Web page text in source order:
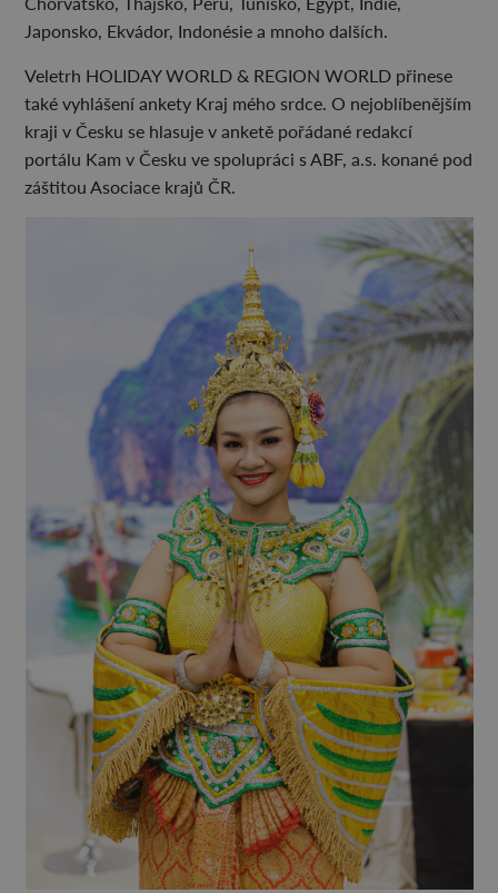
Japonsko, Ekvádor, Indonésie a mnoho dalších.
Veletrh HOLIDAY WORLD & REGION WORLD přinese
také vyhlášení ankety Kraj mého srdce. O nejoblíbenějším
kraji v Česku se hlasuje v anketě pořádané redakcí
portálu Kam v Česku ve spolupráci s ABF, a.s. konané pod
záštitou Asociace krajů ČR.